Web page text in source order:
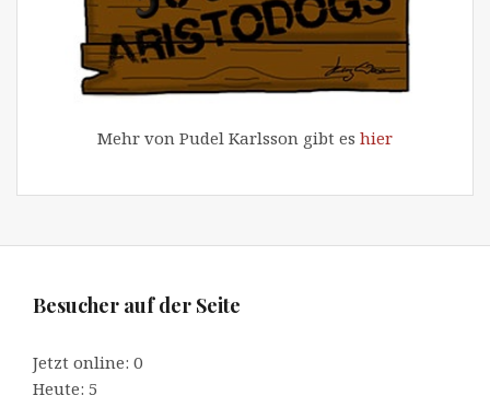
Mehr von Pudel Karlsson gibt es hier
Besucher auf der Seite
Jetzt online: 0
Heute: 5